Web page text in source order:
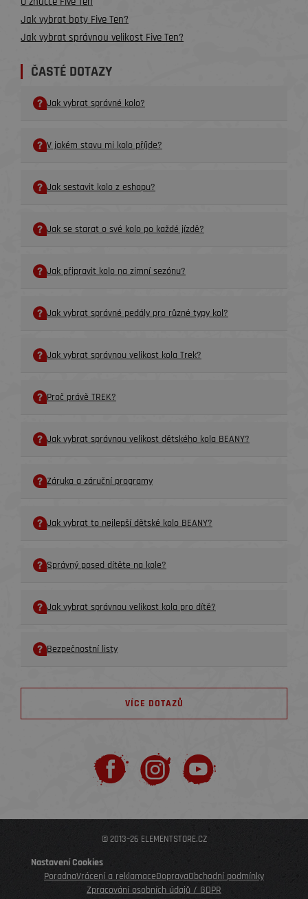
Jak vybrat boty Five Ten?
Jak vybrat správnou velikost Five Ten?
ČASTÉ DOTAZY
Jak vybrat správné kolo?
V jakém stavu mi kolo příjde?
Jak sestavit kolo z eshopu?
Jak se starat o své kolo po každé jízdě?
Jak připravit kolo na zimní sezónu?
Jak vybrat správné pedály pro různé typy kol?
Jak vybrat správnou velikost kola Trek?
Proč právě TREK?
Jak vybrat správnou velikost dětského kola BEANY?
Záruka a záruční programy
Jak vybrat to nejlepší dětské kolo BEANY?
Správný posed dítěte na kole?
Jak vybrat správnou velikost kola pro dítě?
Bezpečnostní listy
VÍCE DOTAZŮ
© 2013–26 ELEMENTSTORE.CZ
Nastavení Cookies
PoradnaVrácení a reklamaceDopravaObchodní podmínky
Zpracování osobních údajů / GDPR